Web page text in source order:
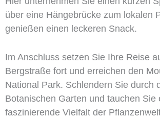
über eine Hängebrücke zum lokalen
genießen einen leckeren Snack.
Im Anschluss setzen Sie Ihre Reise
Bergstraße fort und erreichen den
National Park. Schlendern Sie durch
Botanischen Garten und tauchen Sie
faszinierende Vielfalt der